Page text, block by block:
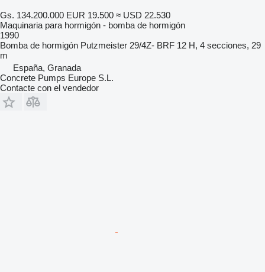
Gs. 134.200.000 EUR 19.500 ≈ USD 22.530
Maquinaria para hormigón - bomba de hormigón
1990
Bomba de hormigón Putzmeister 29/4Z- BRF 12 H, 4 secciones, 29
m
España, Granada
Concrete Pumps Europe S.L.
Contacte con el vendedor